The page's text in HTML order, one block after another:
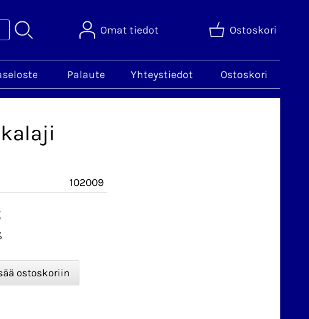
Omat tiedot Ostoskori
Palaute Yhteystiedot Ostoskori
102009